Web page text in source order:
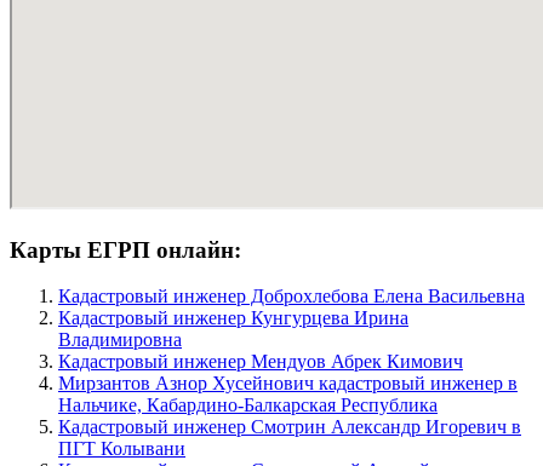
Карты ЕГРП онлайн:
Кадастровый инженер Доброхлебова Елена Васильевна
Кадастровый инженер Кунгурцева Ирина
Владимировна
Кадастровый инженер Мендуов Абрек Кимович
Мирзантов Азнор Хусейнович кадастровый инженер в
Нальчике, Кабардино-Балкарская Республика
Кадастровый инженер Смотрин Александр Игоревич в
ПГТ Колывани